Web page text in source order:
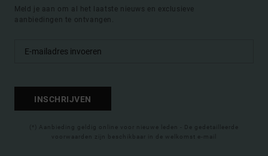
Meld je aan om al het laatste nieuws en exclusieve
aanbiedingen te ontvangen.
INSCHRIJVEN
(*) Aanbieding geldig online voor nieuwe leden - De gedetailleerde
voorwaarden zijn beschikbaar in de welkomst e-mail